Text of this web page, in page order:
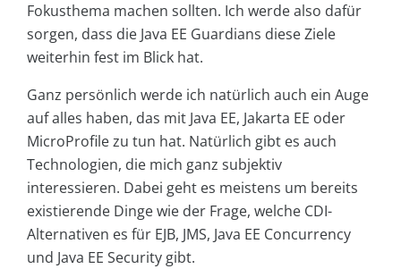
Fokusthema machen sollten. Ich werde also dafür
sorgen, dass die Java EE Guardians diese Ziele
weiterhin fest im Blick hat.
Ganz persönlich werde ich natürlich auch ein Auge
auf alles haben, das mit Java EE, Jakarta EE oder
MicroProfile zu tun hat. Natürlich gibt es auch
Technologien, die mich ganz subjektiv
interessieren. Dabei geht es meistens um bereits
existierende Dinge wie der Frage, welche CDI-
Alternativen es für EJB, JMS, Java EE Concurrency
und Java EE Security gibt.